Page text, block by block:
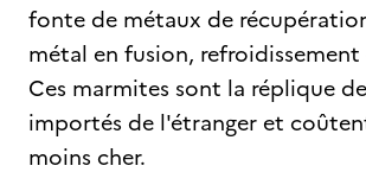
fonte de métaux de
métal en fusion,
Ces marmites sont la réplique
importés de l'étranger et
moins cher.